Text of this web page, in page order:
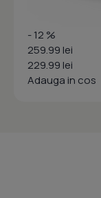
- 12 %
259.99 lei
229.99 lei
Adauga in cos